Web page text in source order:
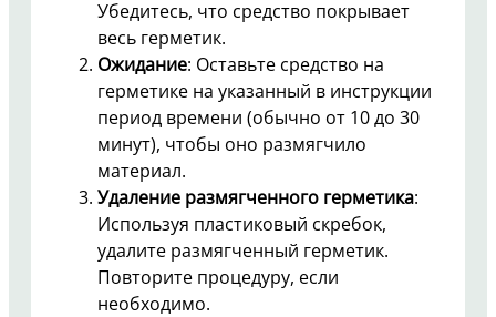
Убедитесь, что средство покрывает
весь герметик.
Ожидание: Оставьте средство на
герметике на указанный в инструкции
период времени (обычно от 10 до 30
минут), чтобы оно размягчило
материал.
Удаление размягченного герметика:
Используя пластиковый скребок,
удалите размягченный герметик.
Повторите процедуру, если
необходимо.